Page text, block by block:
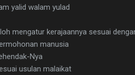
yalid walam yulad
mengatur kerajaannya sesuai dengan
manusia
Nya
usulan malaikat